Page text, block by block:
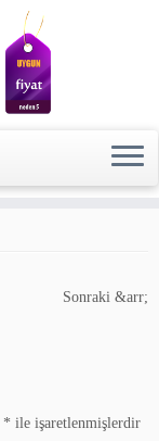
Sonraki &arr;
* ile işaretlenmişlerdir